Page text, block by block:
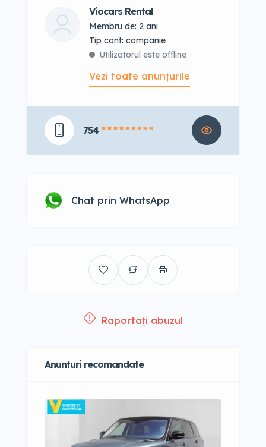
Viocars Rental
Membru de: 2 ani
tip cont: companie
Utilizatorul este offline
Vezi toate anunțurile
754 * * * * * * * * *
Chat prin WhatsApp
Raportați abuzul
Anunturi recomandate